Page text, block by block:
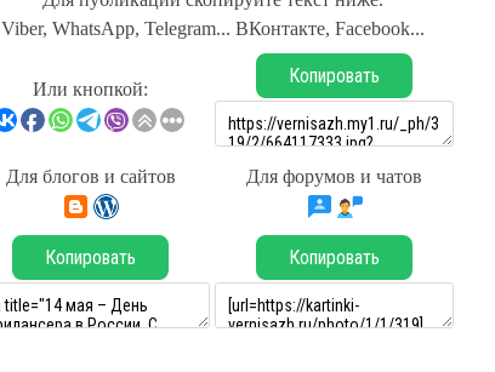
Viber, WhatsApp, Telegram... ВКонтакте, Facebook...
Или кнопкой:
Копировать
Для блогов и сайтов Для форумов и чатов
Копировать Копировать